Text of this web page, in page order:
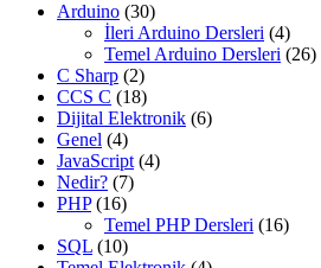
Arduino (30)
İleri Arduino Dersleri (4)
Temel Arduino Dersleri (26)
C Sharp (2)
CCS C (18)
Dijital Elektronik (6)
Genel (4)
JavaScript(4)
Nedir? (7)
PHP(16)
Temel PHP Dersleri (16)
SQL (10)